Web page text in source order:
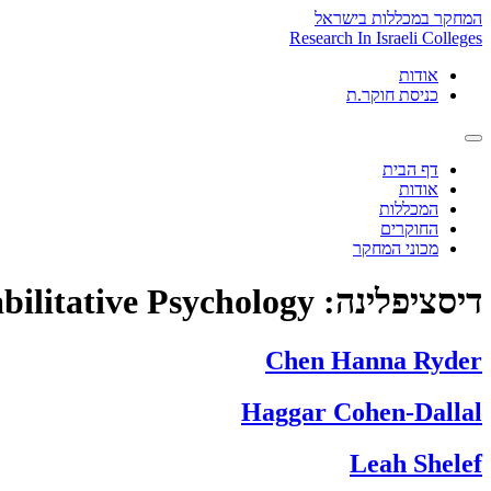
Skip
to
המחקר במכללות בישראל
Research In Israeli Colleges
אודות
כניסת חוקר.ת
דף הבית
אודות
המכללות
החוקרים
מכוני המחקר
דיסציפלינה: Psychology
Chen Hanna Ryder
Haggar Cohen-Dallal
Leah Shelef